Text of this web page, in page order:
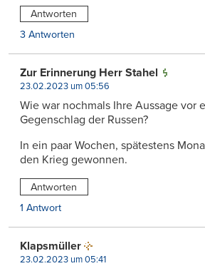
Antworten
3 Antworten
Zur Erinnerung Herr Stahel
23.02.2023 um 05:56
Wie war nochmals Ihre Aussage vor
Gegenschlag der Russen?
In ein paar Wochen, spätestens
den Krieg gewonnen.
Antworten
1 Antwort
Klapsmüller
23.02.2023 um 05:41